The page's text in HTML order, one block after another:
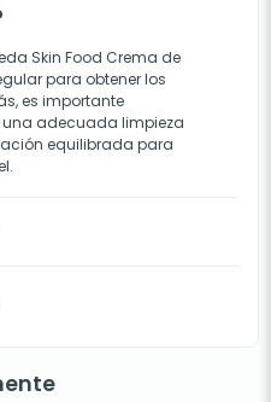
Skin Food Crema de
para obtener los
es importante
adecuada limpieza
equilibrada para